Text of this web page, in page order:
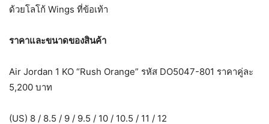
ด้วยโลโก้ Wings ที่ข้อเท้า
ราคาและขนาดของสินค้า
Air Jordan 1 KO “Rush Orange” รหัส DO5047-801 ราคาคู่ละ
5,200 บาท
(US) 8 / 8.5 / 9 / 9.5 / 10 / 10.5 / 11 / 12